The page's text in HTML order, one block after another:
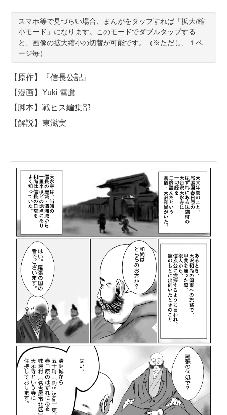
スマホ等で見づらい場合、まんがをタップすれば「拡大/縮
小モード」になります。このモードでダブルタップする
と、画像の拡大縮小の切替が可能です。（※ただし、１ペ
ージ毎）
【原作】『信長公記』
【漫画】Yuki 雪鷹
【脚本】戦ヒス編集部
【解説】東滋実